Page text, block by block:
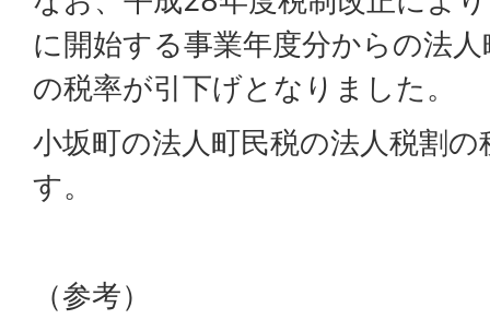
に開始する事業年度分からの法
の税率が引下げとなりました。
小坂町の法人町民税の法人税割
す。
（参考）